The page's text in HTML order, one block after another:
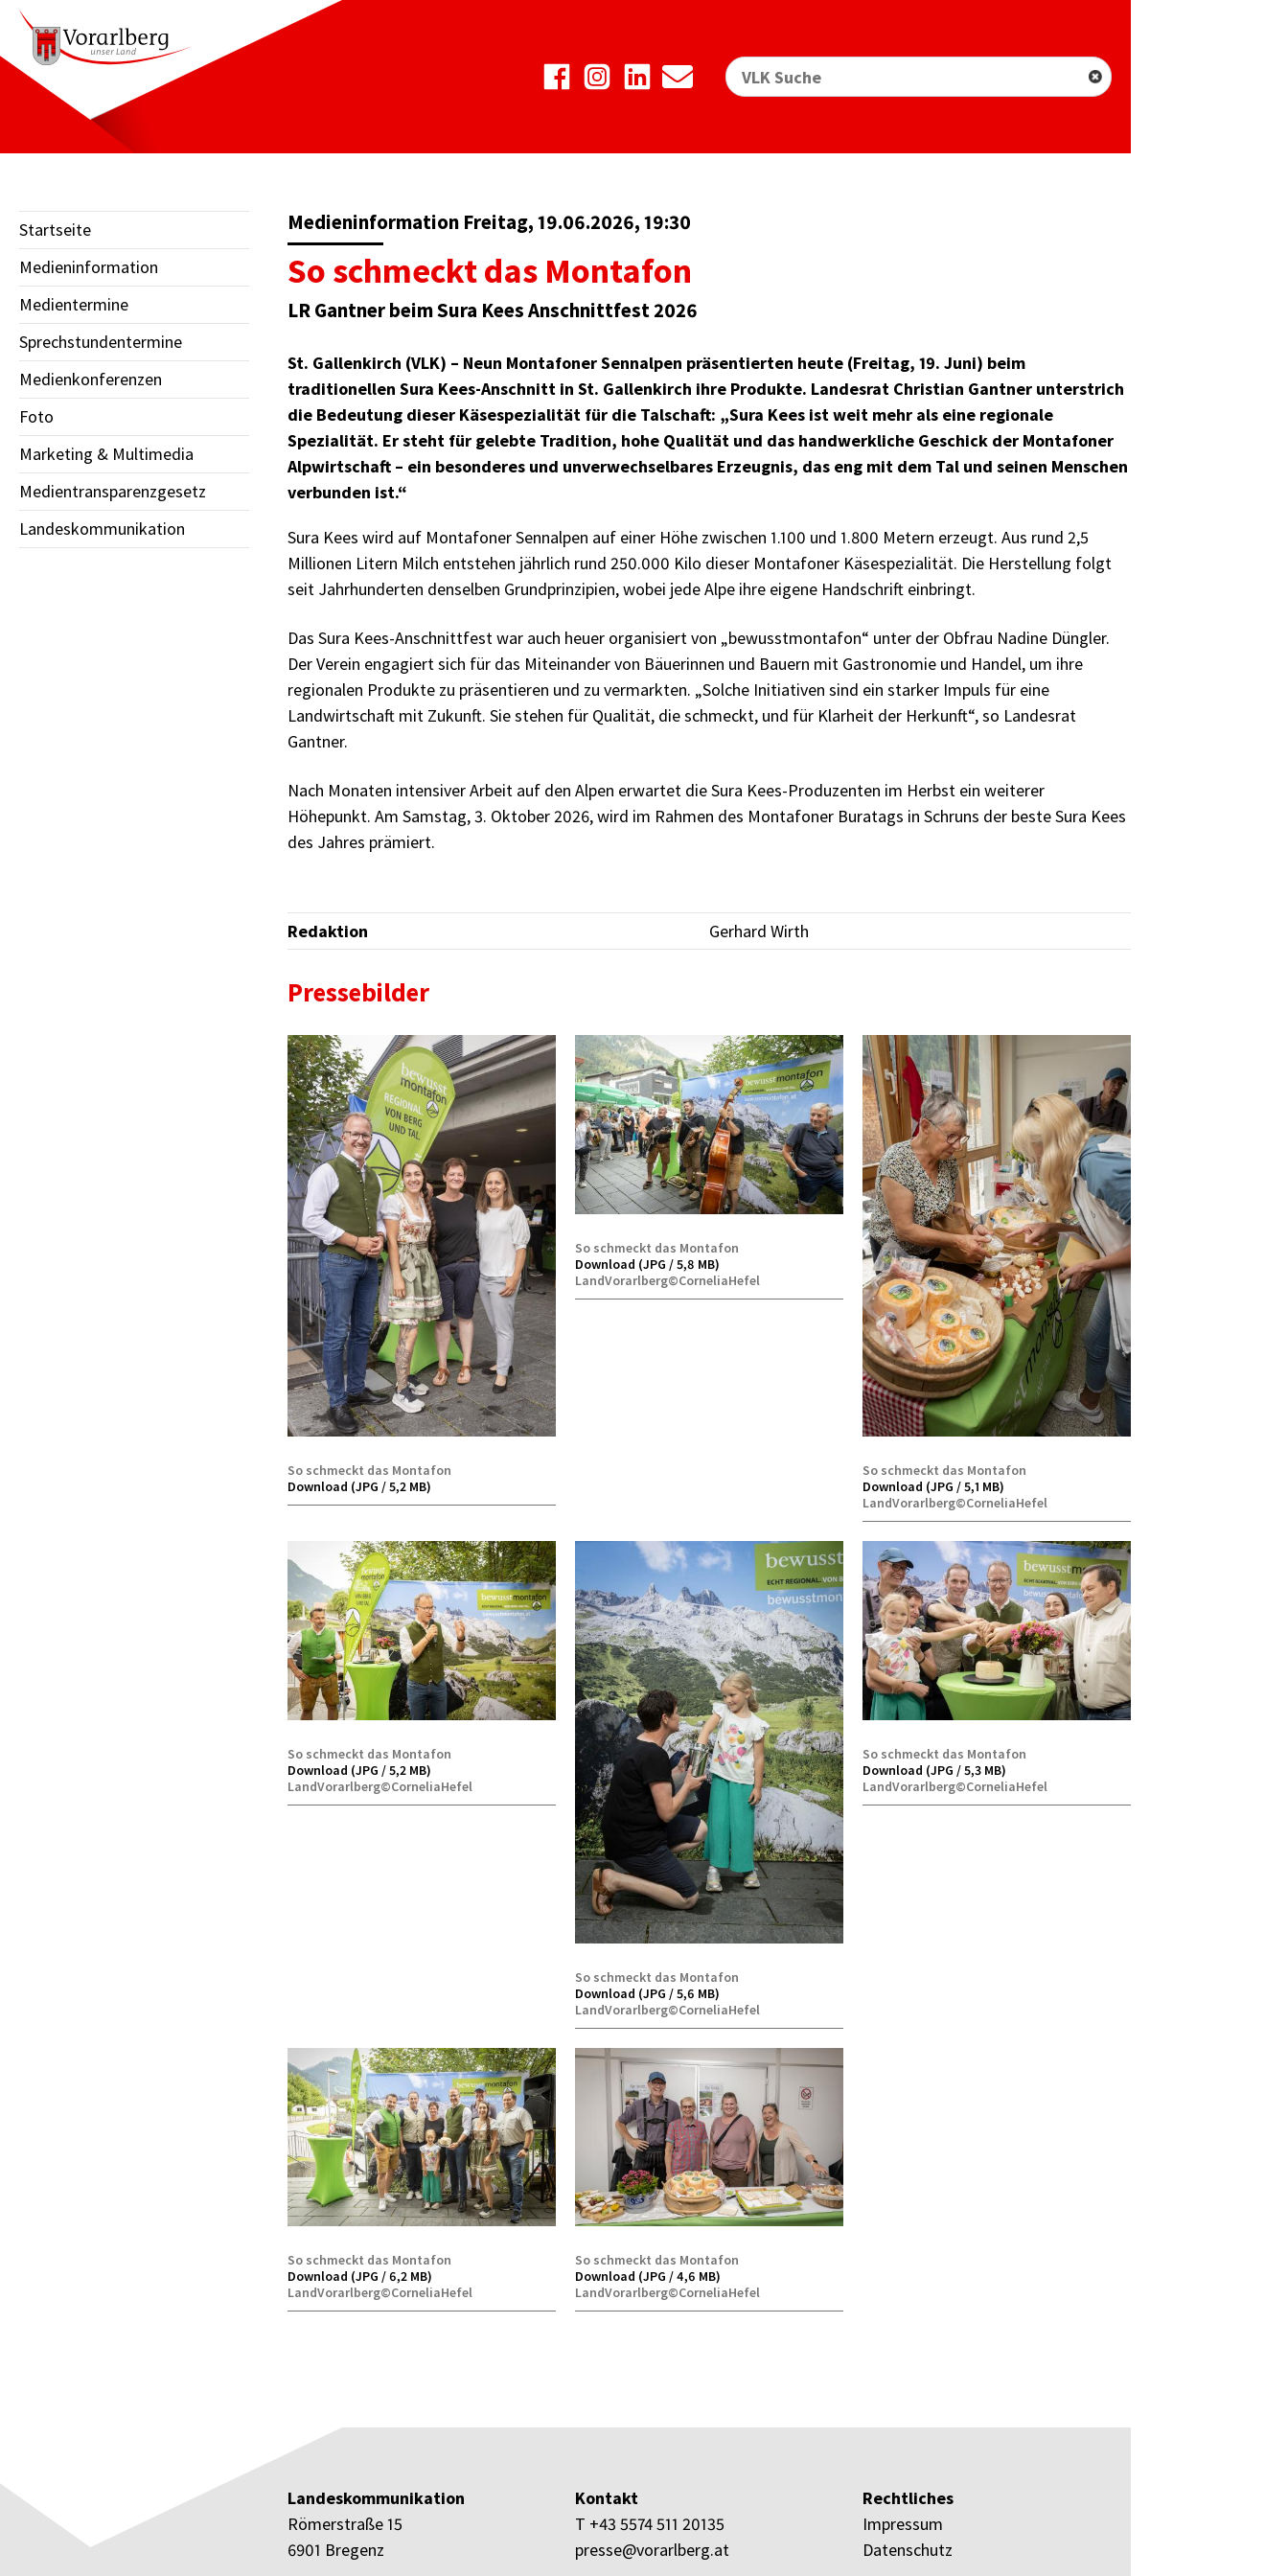
Startseite
Medieninformation
Medientermine
Sprechstundentermine
Medienkonferenzen
Foto
Marketing & Multimedia
Medientransparenzgesetz
Landeskommunikation
Medieninformation Freitag, 19.06.2026, 19:30
So schmeckt das Montafon
LR Gantner beim Sura Kees Anschnittfest 2026
St. Gallenkirch (VLK) – Neun Montafoner Sennalpen präsentierten heute (Freitag, 19. Juni) beim
traditionellen Sura Kees-Anschnitt in St. Gallenkirch ihre Produkte. Landesrat Christian Gantner unterstrich
die Bedeutung dieser Käsespezialität für die Talschaft: „Sura Kees ist weit mehr als eine regionale
Spezialität. Er steht für gelebte Tradition, hohe Qualität und das handwerkliche Geschick der Montafoner
Alpwirtschaft – ein besonderes und unverwechselbares Erzeugnis, das eng mit dem Tal und seinen Menschen
verbunden ist.“
Sura Kees wird auf Montafoner Sennalpen auf einer Höhe zwischen 1.100 und 1.800 Metern erzeugt. Aus rund 2,5
Millionen Litern Milch entstehen jährlich rund 250.000 Kilo dieser Montafoner Käsespezialität. Die Herstellung folgt
seit Jahrhunderten denselben Grundprinzipien, wobei jede Alpe ihre eigene Handschrift einbringt.
Das Sura Kees-Anschnittfest war auch heuer organisiert von „bewusstmontafon“ unter der Obfrau Nadine Düngler.
Der Verein engagiert sich für das Miteinander von Bäuerinnen und Bauern mit Gastronomie und Handel, um ihre
regionalen Produkte zu präsentieren und zu vermarkten. „Solche Initiativen sind ein starker Impuls für eine
Landwirtschaft mit Zukunft. Sie stehen für Qualität, die schmeckt, und für Klarheit der Herkunft“, so Landesrat
Gantner.
Nach Monaten intensiver Arbeit auf den Alpen erwartet die Sura Kees-Produzenten im Herbst ein weiterer
Höhepunkt. Am Samstag, 3. Oktober 2026, wird im Rahmen des Montafoner Buratags in Schruns der beste Sura Kees
des Jahres prämiert.
Redaktion Gerhard Wirth
Pressebilder
So schmeckt das Montafon
Download (JPG / 5,2 MB)
So schmeckt das Montafon
Download (JPG / 5,8 MB)
LandVorarlberg©CorneliaHefel
So schmeckt das Montafon
Download (JPG / 5,1 MB)
LandVorarlberg©CorneliaHefel
So schmeckt das Montafon
Download (JPG / 5,2 MB)
LandVorarlberg©CorneliaHefel
So schmeckt das Montafon
Download (JPG / 5,6 MB)
LandVorarlberg©CorneliaHefel
So schmeckt das Montafon
Download (JPG / 5,3 MB)
LandVorarlberg©CorneliaHefel
So schmeckt das Montafon
Download (JPG / 6,2 MB)
LandVorarlberg©CorneliaHefel
So schmeckt das Montafon
Download (JPG / 4,6 MB)
LandVorarlberg©CorneliaHefel
Landeskommunikation
Römerstraße 15
6901 Bregenz
Kontakt
T +43 5574 511 20135
presse@vorarlberg.at
Rechtliches
Impressum
Datenschutz